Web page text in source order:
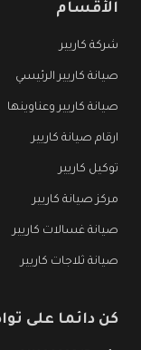
الأقسام
شركة كاريير
صيانة كاريير الرئيسي
صيانة كاريير وعناوينها
ارقام صيانة كاريير
توكيل كاريير
مركز صيانة كاريير
صيانة غسالات كاريير
صيانة ثلاجات كاريير
كن دائما على